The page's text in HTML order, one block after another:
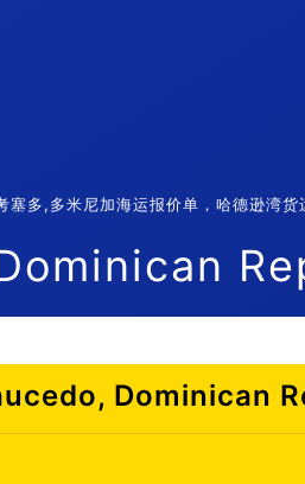
多,多米尼加海运报价单，哈德逊湾货
Dominican